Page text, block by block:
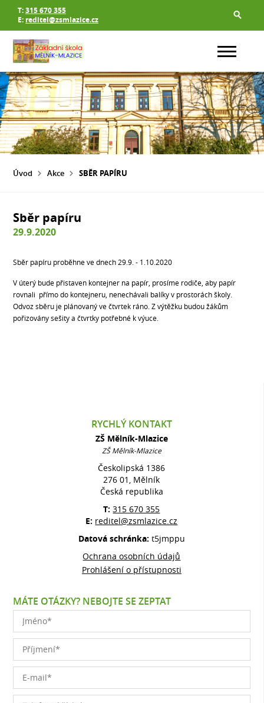
T:315 670 355
E: reditel@zsmlazice.cz
Úvod Akce SBĚR PAPÍRU
Sběr papíru
29.9.2020
Sběr papíru proběhne ve dnech 29.9. - 1.10.2020
V úterý bude přistaven kontejner na papír, prosíme rodiče, aby papír
rovnali přímo do kontejneru, nenechávali balíky v prostorách školy.
Odvoz sběru je plánovaný ve čtvrtek ráno. Z výtěžku budou žákům
pořizovány sešity a čtvrtky potřebné k výuce.
RYCHLÝ KONTAKT
ZŠ Mělník-Mlazice
ZŠ Mělník-Mlazice
Českolipská 1386
276 01, Mělník
Česká republika
T:315 670 355
E: reditel@zsmlazice.cz
Datová schránka: t5jmppu
Ochrana osobních údajů
Prohlášení o přístupnosti
MÁTE OTÁZKY? NEBOJTE SE ZEPTAT